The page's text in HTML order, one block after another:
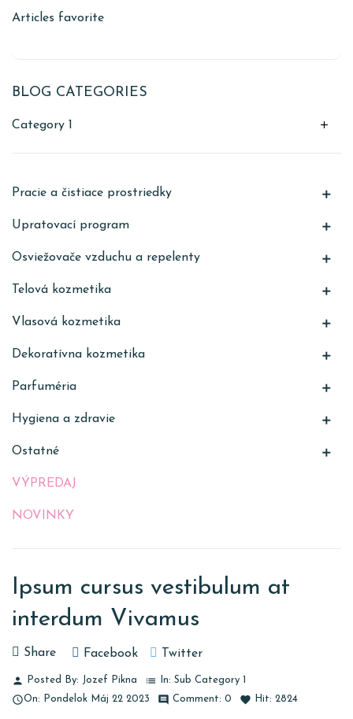
Articles favorite
BLOG CATEGORIES
Category 1 add
Pracie a čistiace prostriedky 
Upratovací program 
Osviežovače vzduchu a repelenty 
Telová kozmetika 
Vlasová kozmetika 
Dekoratívna kozmetika 
Parfuméria 
Hygiena a zdravie 
Ostatné 
VÝPREDAJ
NOVINKY
Ipsum cursus vestibulum at
interdum Vivamus
Share Facebook Twitter
person Posted By: Jozef Pikna list In: Sub Category 1
On: Pondelok Máj 22 2023 comment Comment: 0 favorite Hit: 2824